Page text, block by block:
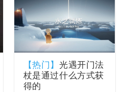
【热门】光遇开门法
杖是通过什么方式获
得的